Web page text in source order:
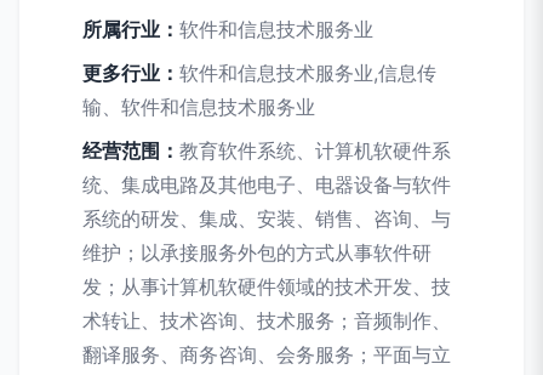
所属行业： 软件和信息技术服务业
更多行业： 软件和信息技术服务业,信息传
输、软件和信息技术服务业
经营范围： 教育软件系统、计算机软硬件系
统、集成电路及其他电子、电器设备与软件
系统的研发、集成、安装、销售、咨询、与
维护；以承接服务外包的方式从事软件研
发；从事计算机软硬件领域的技术开发、技
术转让、技术咨询、技术服务；音频制作、
翻译服务、商务咨询、会务服务；平面与立